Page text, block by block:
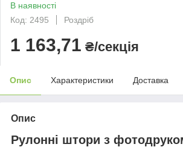
В наявності
Код: 2495
Роздріб
1 163,71 ₴/секція
Опис Характеристики Доставка
Опис
Рулонні штори з